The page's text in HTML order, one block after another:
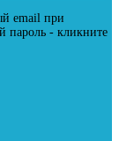
email при
пароль - кликните